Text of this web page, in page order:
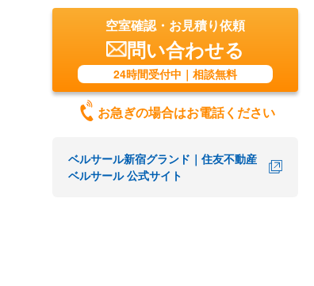
空室確認・お見積り依頼
問い合わせる
24時間受付中｜相談無料
お急ぎの場合はお電話ください
ベルサール新宿グランド｜住友不動産
ベルサール 公式サイト